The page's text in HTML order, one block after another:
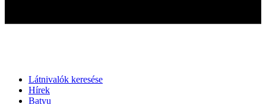
Látnivalók keresése
Hírek
Batyu